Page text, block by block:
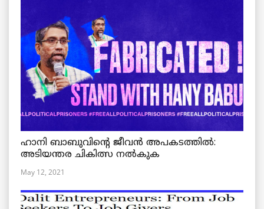
ഹാനി ബാബുവിന്റെ ജീവൻ അപകടത്തിൽ:
അടിയന്തര ചികിത്സ നൽകുക
May 12, 2021